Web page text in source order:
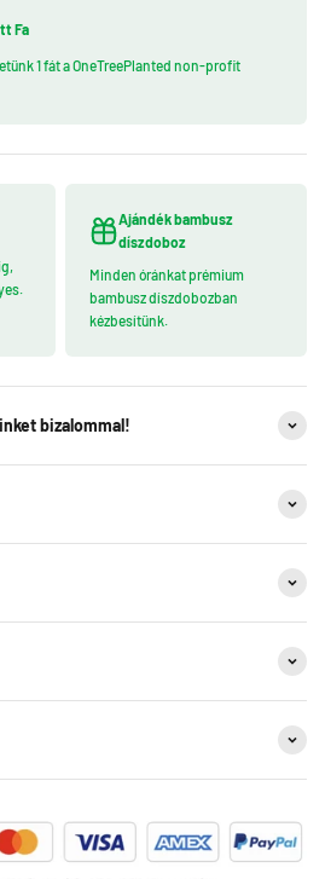
Fa
1 fát a OneTreePlanted non-profit
Ajándék bambusz
díszdoboz
Minden óránkat prémium
bambusz díszdobozban
kézbesítünk.
bizalommal!